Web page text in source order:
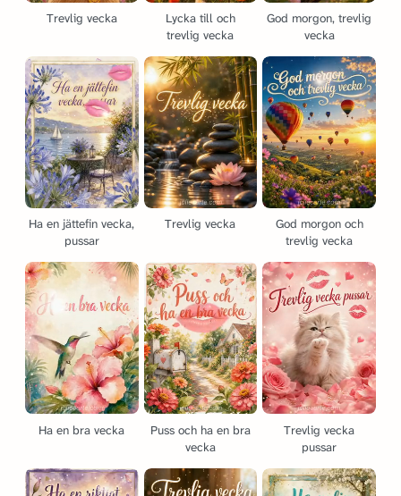
Trevlig vecka
Lycka till och
trevlig vecka
God morgon, trevlig
vecka
Ha en jättefin vecka,
pussar
Trevlig vecka
God morgon och
trevlig vecka
Ha en bra vecka
Puss och ha en bra
vecka
Trevlig vecka
pussar